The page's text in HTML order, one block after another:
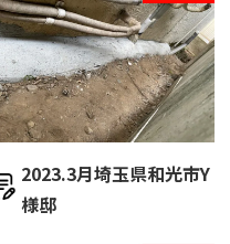
2023.3月埼玉県和光市Y
様邸